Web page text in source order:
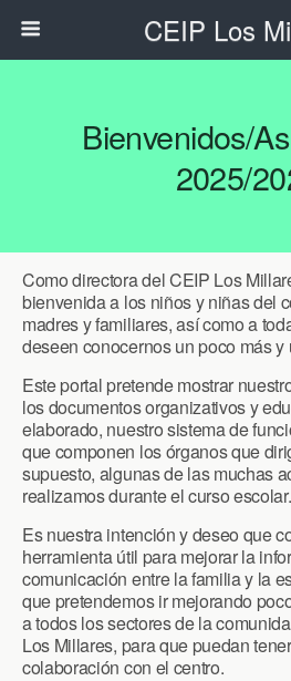
CEIP Los
Bienvenidos/
2025/
Como directora del CEIP Los
bienvenida a los niños y niñas del
madres y familiares, así como a
deseen conocernos un poco más y
Este portal pretende mostrar
los documentos organizativos y
elaborado, nuestro sistema de
que componen los órganos que
supuesto, algunas de las muchas
realizamos durante el curso escolar.
Es nuestra intención y deseo que
herramienta útil para mejorar la
comunicación entre la familia y la
que pretendemos ir mejorando
a todos los sectores de la
Los Millares, para que puedan
colaboración con el centro.